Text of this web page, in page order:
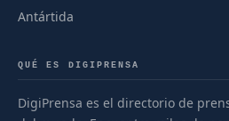
Antártida
QUÉ ES DIGIPRENSA
DigiPrensa es el directorio de